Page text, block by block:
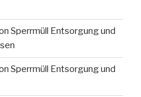
Sperrmüll Entsorgung und
Sperrmüll Entsorgung und